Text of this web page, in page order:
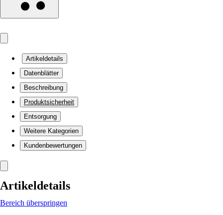
Artikeldetails
Datenblätter
Beschreibung
Produktsicherheit
Entsorgung
Weitere Kategorien
Kundenbewertungen
Artikeldetails
Bereich überspringen